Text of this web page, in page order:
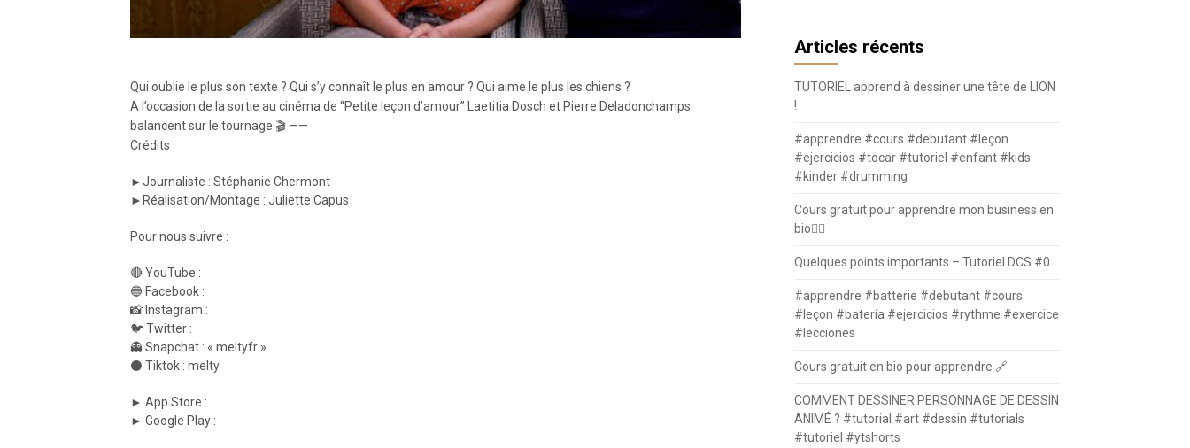
Qui oublie le plus son texte ? Qui s’y connaît le plus en amour ? Qui aime le plus les chiens ?
A l’occasion de la sortie au cinéma de “Petite leçon d’amour” Laetitia Dosch et Pierre Deladonchamps
balancent sur le tournage 🎬 ——
Crédits :
►Journaliste : Stéphanie Chermont
►Réalisation/Montage : Juliette Capus
Pour nous suivre :
🔴 YouTube :
🔵 Facebook :
📸 Instagram :
🐦 Twitter :
👻 Snapchat : « meltyfr »
⚫ Tiktok : melty
► App Store :
► Google Play :
Articles récents
TUTORIEL apprend à dessiner une tête de LION
!
#apprendre #cours #debutant #leçon
#ejercicios #tocar #tutoriel #enfant #kids
#kinder #drumming
Cours gratuit pour apprendre mon business en
bio⛓️‍💥
Quelques points importants – Tutoriel DCS #0
#apprendre #batterie #debutant #cours
#leçon #batería #ejercicios #rythme #exercice
#lecciones
Cours gratuit en bio pour apprendre 🔗
COMMENT DESSINER PERSONNAGE DE DESSIN
ANIMÉ ? #tutorial #art #dessin #tutorials
#tutoriel #ytshorts